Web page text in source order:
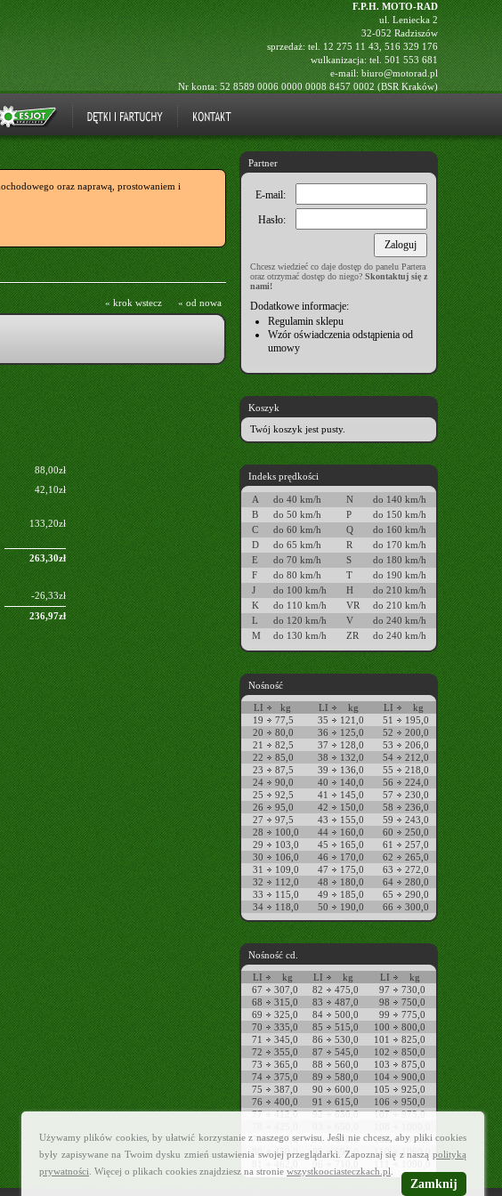
Używamy plików cookies, by ułatwić korzystanie z naszego serwisu. Jeśli nie chcesz, aby pliki cookies
były zapisywane na Twoim dysku zmień ustawienia swojej przeglądarki. Zapoznaj się z naszą polityką
prywatności . Więcej o plikach cookies znajdziesz na stronie wszystkoociasteczkach.pl
Zamknij
F.P.H. MOTO-RAD
ul. Leniecka 2
32-052 Radziszów
sprzedaż: tel. 12 275 11 43,516 329 176
wulkanizacja: tel. 501 553 681
e-mail: biuro@motorad.pl
Nr konta: 52 8589 0006 0000 0008 8457 0002 (BSR Kraków)
oraz naprawą, prostowaniem i
« krok wstecz « od nowa
88,00zł
42,10zł
133,20zł
263,30zł
-26,33zł
236,97zł
Partner
E-mail:
Hasło:
Chcesz wiedzieć co daje dostęp do panelu Partera
oraz otrzymać dostęp do niego? Skontaktuj się z
nami!
Dodatkowe informacje:
Regulamin sklepu
Wzór oświadczenia odstąpienia od
umowy
Koszyk
Twój koszyk jest pusty.
Indeks prędkości
A do 40 km/h N
do 140 km/h
B
do 50 km/h P
do 150 km/h
C
do 60 km/h Q
do 160 km/h
D
do 65 km/h R
do 170 km/h
E
do 70 km/h S
do 180 km/h
F
do 80 km/h T
do 190 km/h
J
do 100 km/h H
do 210 km/h
K
do 110 km/h VR
do 210 km/h
L
do 120 km/h V
do 240 km/h
M
do 130 km/h ZR do 240 km/h
Nośność
LI kg LI kg LI
kg
19
77,5 35 121,0 51
195,0
20
80,0 36 125,0 52
200,0
21
82,5 37 128,0 53
206,0
22
85,0 38 132,0 54
212,0
23
87,5 39 136,0 55
218,0
24
90,0 40 140,0 56
224,0
25
92,5 41 145,0 57
230,0
26
95,0 42 150,0 58
236,0
27
97,5 43 155,0 59
243,0
28
100,0 44 160,0 60
250,0
29
103,0 45 165,0 61
257,0
30
106,0 46 170,0 62
265,0
31
109,0 47 175,0 63
272,0
32
112,0 48 180,0 64
280,0
33
115,0 49 185,0 65
290,0
34
118,0 50 190,0 66 300,0
Nośność cd.
LI kg LI kg LI
kg
67
307,0 82 475,0 97
730,0
68
315,0 83 487,0 98
750,0
69
325,0 84 500,0 99
775,0
70
335,0 85 515,0 100
800,0
71
345,0 86 530,0 101
825,0
72
355,0 87 545,0 102
850,0
73
365,0 88 560,0 103
875,0
74
375,0 89 580,0 104
900,0
75
387,0 90 600,0 105
925,0
76
400,0 91 615,0 106
950,0
77
412,0 92 630,0 107
975,0
79
437,0 94 670,0 109
1030,0
80
450,0 95 690,0 110
1060,0
96 1090,0